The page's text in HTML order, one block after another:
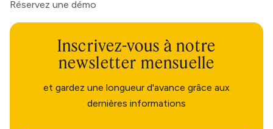
Réservez une démo
Inscrivez-vous à notre
newsletter mensuelle
et gardez une longueur d'avance grâce aux
dernières informations